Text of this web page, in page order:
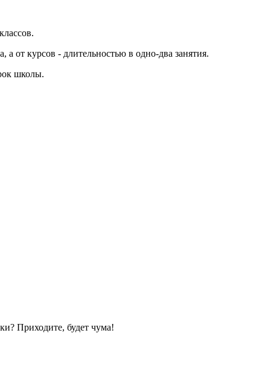
от курсов - длительностью в одно-два занятия.
школы.
Приходите, будет чума!